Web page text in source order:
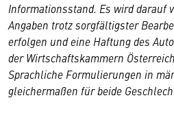
Informationsstand. Es wird darauf
Angaben trotz sorgfältigster
erfolgen und eine Haftung des
der Wirtschaftskammern
Sprachliche Formulierungen in
gleichermaßen für beide